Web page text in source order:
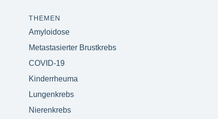
THEMEN
Amyloidose
Metastasierter Brustkrebs
COVID-19
Kinderrheuma
Lungenkrebs
Nierenkrebs